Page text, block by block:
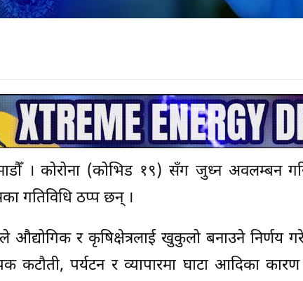
। कोरोना (कोभिड १९) सँग जुध्न अवलम्बन
गतिविधि ठप्प छन् ।
औद्योगिक र कृषिक्षेत्रलाई खुकुलो बनाउने निर्णय
कटौती, पर्यटन र व्यापारमा घाटा आदिका